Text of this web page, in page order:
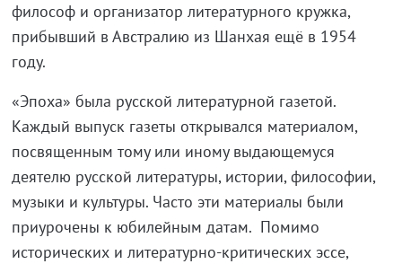
философ и организатор литературного кружка,
прибывший в Австралию из Шанхая ещё в 1954
году.
«Эпоха» была русской литературной газетой.
Каждый выпуск газеты открывался материалом,
посвященным тому или иному выдающемуся
деятелю русской литературы, истории, философии,
музыки и культуры. Часто эти материалы были
приурочены к юбилейным датам. Помимо
исторических и литературно-критических эссе,